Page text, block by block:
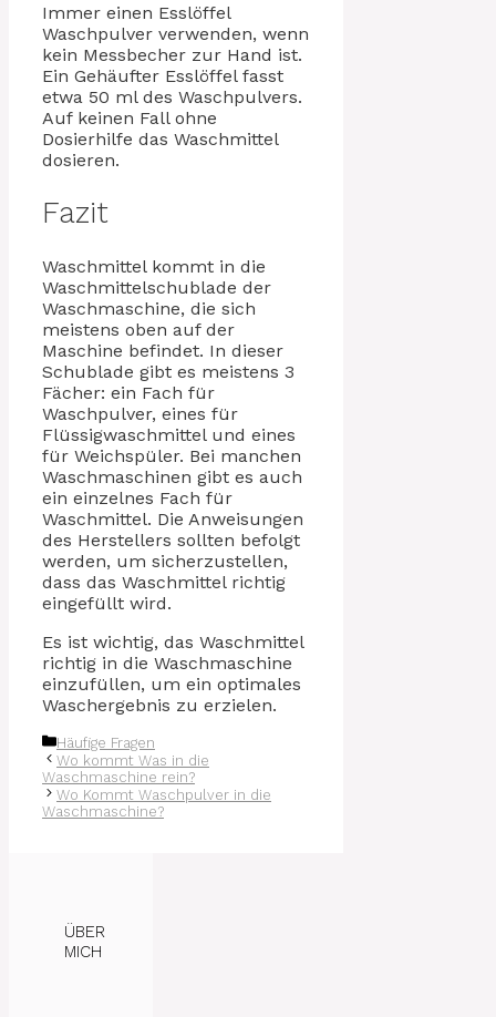
Immer einen Esslöffel
Waschpulver verwenden, wenn
kein Messbecher zur Hand ist.
Ein Gehäufter Esslöffel fasst
etwa 50 ml des Waschpulvers.
Auf keinen Fall ohne
Dosierhilfe das Waschmittel
dosieren.
Fazit
Waschmittel kommt in die
Waschmittelschublade der
Waschmaschine, die sich
meistens oben auf der
Maschine befindet. In dieser
Schublade gibt es meistens 3
Fächer: ein Fach für
Waschpulver, eines für
Flüssigwaschmittel und eines
für Weichspüler. Bei manchen
Waschmaschinen gibt es auch
ein einzelnes Fach für
Waschmittel. Die Anweisungen
des Herstellers sollten befolgt
werden, um sicherzustellen,
dass das Waschmittel richtig
eingefüllt wird.
Es ist wichtig, das Waschmittel
richtig in die Waschmaschine
einzufüllen, um ein optimales
Waschergebnis zu erzielen.
Kategorien
Häufige Fragen
Wo kommt Was in die
Waschmaschine rein?
Wo Kommt Waschpulver in die
Waschmaschine?
ÜBER
MICH